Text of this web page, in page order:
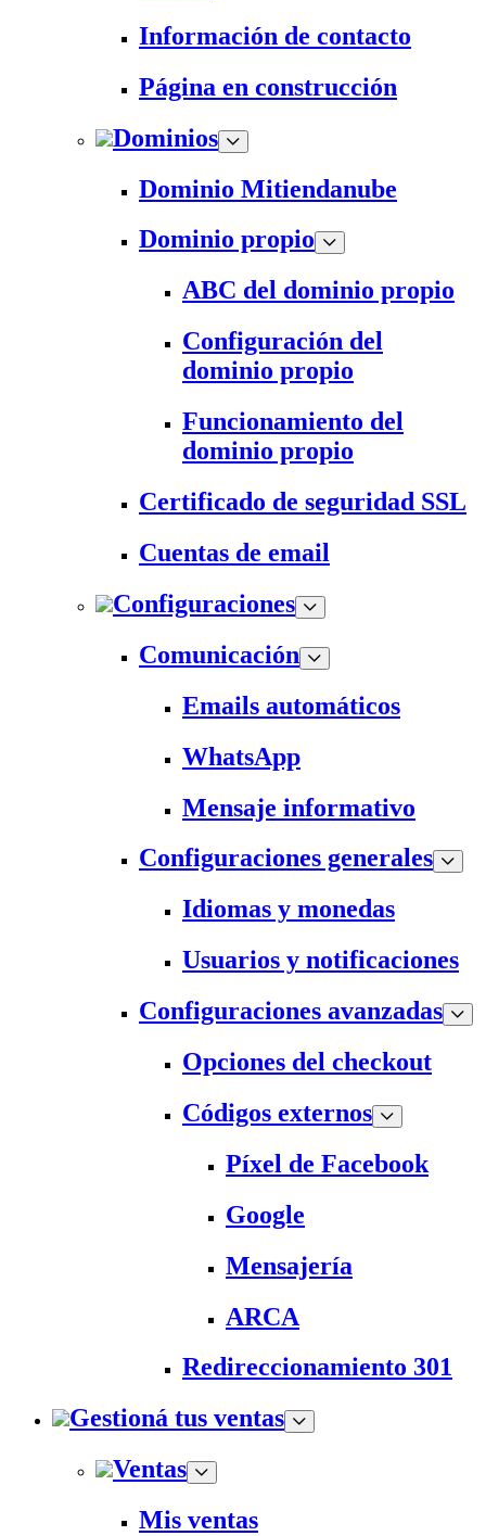
Información de contacto
Página en construcción
Dominios
Dominio Mitiendanube
Dominio propio
ABC del dominio propio
Configuración del
dominio propio
Funcionamiento del
dominio propio
Certificado de seguridad SSL
Cuentas de email
Configuraciones
Comunicación
Emails automáticos
WhatsApp
Mensaje informativo
Configuraciones generales
Idiomas y monedas
Usuarios y notificaciones
Configuraciones avanzadas
Opciones del checkout
Códigos externos
Píxel de Facebook
Google
Mensajería
ARCA
Redireccionamiento 301
Gestioná tus ventas
Ventas
Mis ventas